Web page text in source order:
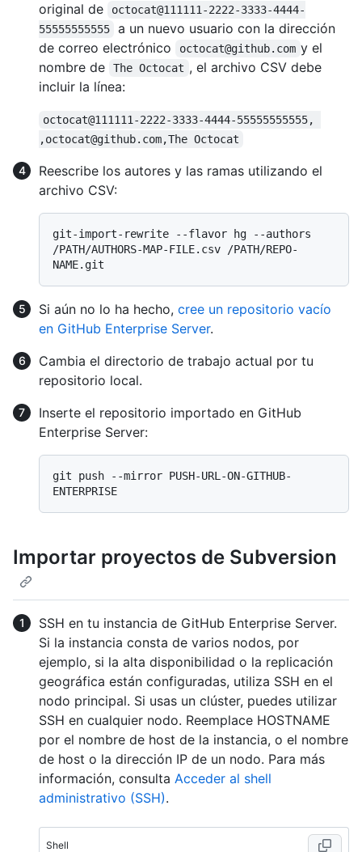
original de
octocat@111111-2222-3333-4444-
55555555555
a un nuevo usuario con la dirección
de correo electrónico
octocat@github.com y el
nombre de
The Octocat , el archivo CSV debe
incluir la línea:
octocat@111111-2222-3333-4444-55555555555,
,octocat@github.com,The Octocat
Reescribe los autores y las ramas utilizando el
archivo CSV:
git-import-rewrite --flavor hg --authors
/PATH/AUTHORS-MAP-FILE.csv /PATH/REPO-
Si aún no lo ha hecho, cree un repositorio vacío
en GitHub Enterprise Server.
Cambia el directorio de trabajo actual por tu
repositorio local.
Inserte el repositorio importado en GitHub
Enterprise Server:
git push --mirror PUSH-URL-ON-GITHUB-
Importar proyectos de Subversion
SSH en tu instancia de GitHub Enterprise Server.
Si la instancia consta de varios nodos, por
ejemplo, si la alta disponibilidad o la replicación
geográfica están configuradas, utiliza SSH en el
nodo principal. Si usas un clúster, puedes utilizar
SSH en cualquier nodo. Reemplace HOSTNAME
por el nombre de host de la instancia, o el nombre
de host o la dirección IP de un nodo. Para más
información, consulta Acceder al shell
administrativo (SSH).
Shell